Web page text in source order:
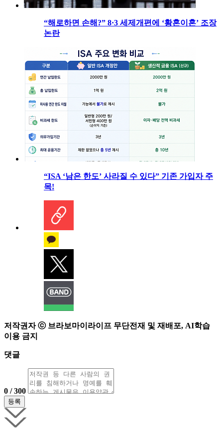
“해로하면 손해?” 8·3 세제개편에 ‘황혼이혼’ 조장
논란
“ISA ‘남은 한도’ 사라질 수 있다” 기존 가입자 주
목!
저작권자 ⓒ 브라보마이라이프 무단전재 및 재배포, AI학습
이용 금지
댓글
0 / 300